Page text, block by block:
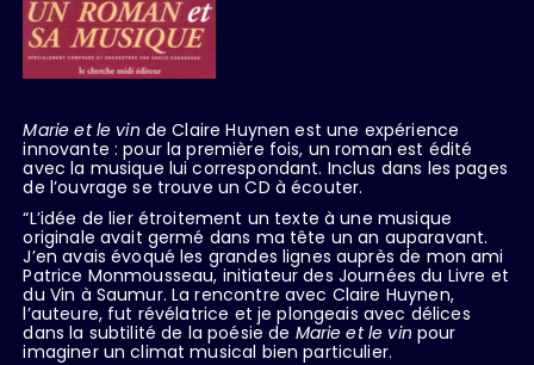
Marie et le vin de Claire Huynen est une expérience
innovante : pour la première fois, un roman est édité
avec la musique lui correspondant. Inclus dans les pages
de l’ouvrage se trouve un CD à écouter.
“L’idée de lier étroitement un texte à une musique
originale avait germé dans ma tête un an auparavant.
J’en avais évoqué les grandes lignes auprès de mon ami
Patrice Monmousseau, initiateur des Journées du Livre et
du Vin à Saumur. La rencontre avec Claire Huynen,
l’auteure, fut révélatrice et je plongeais avec délices
dans la subtilité de la poésie de Marie et le vin pour
imaginer un climat musical bien particulier.